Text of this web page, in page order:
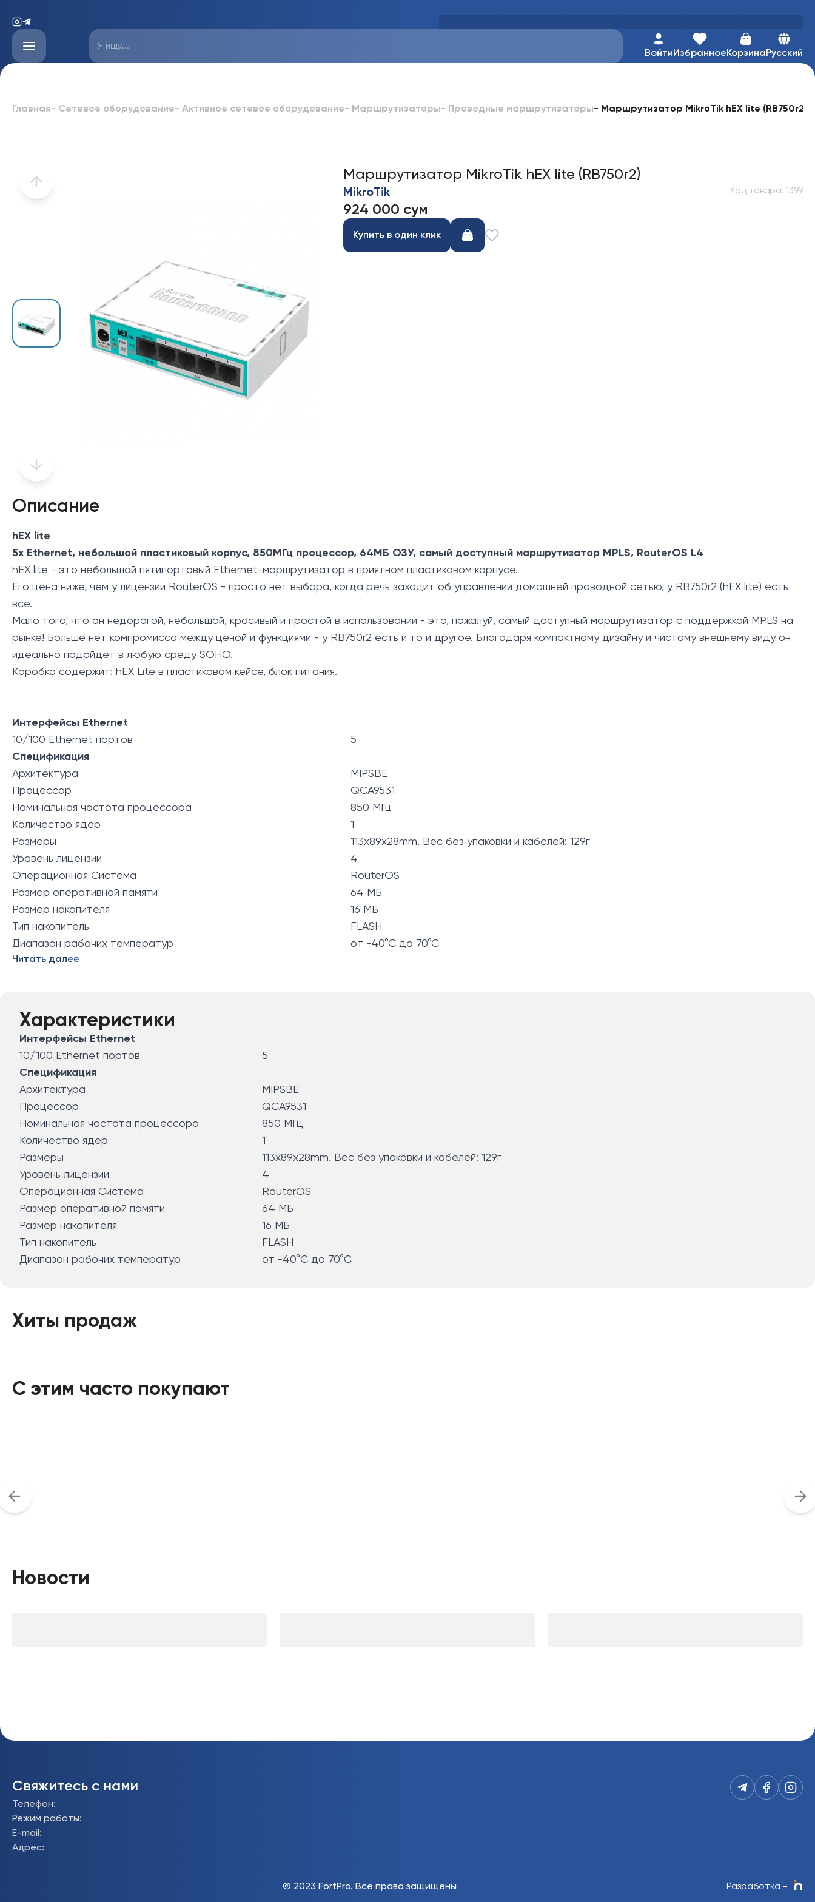
ВойтиИзбранноеКорзинаРусский
Главная- Сетевое оборудование- Активное сетевое оборудование- Маршрутизаторы- Проводные маршрутизаторы- Маршрутизатор MikroTik hEX lite (RB750r2)
Маршрутизатор MikroTik hEX lite (RB750r2)
MikroTik Код товара: 1399
924 000 сум
Купить в один клик
Описание
hEX lite
5x Ethernet, небольшой пластиковый корпус, 850МГц процессор, 64МБ ОЗУ, самый доступный маршрутизатор MPLS, RouterOS L4
hEX lite - это небольшой пятипортовый Ethernet-маршрутизатор в приятном пластиковом корпусе.
Его цена ниже, чем у лицензии RouterOS - просто нет выбора, когда речь заходит об управлении домашней проводной сетью, у RB750r2 (hEX lite) есть
все.
Мало того, что он недорогой, небольшой, красивый и простой в использовании - это, пожалуй, самый доступный маршрутизатор с поддержкой MPLS на
рынке! Больше нет компромисса между ценой и функциями - у RB750r2 есть и то и другое. Благодаря компактному дизайну и чистому внешнему виду он
идеально подойдет в любую среду SOHO.
Коробка содержит: hEX Lite в пластиковом кейсе, блок питания.
Интерфейсы Ethernet
10/100 Ethernet портов
5
Спецификация
Архитектура
MIPSBE
Процессор
QCA9531
Номинальная частота процессора
850 МГц
Количество ядер
1
Размеры
113x89x28mm. Вес без упаковки и кабелей: 129г
Уровень лицензии
4
Операционная Система
RouterOS
Размер оперативной памяти
64 MБ
Размер накопителя
16 МБ
Тип накопитель
FLASH
Диапазон рабочих температур
от -40°C до 70°C
Читать далее
Характеристики
Интерфейсы Ethernet
10/100 Ethernet портов
5
Спецификация
Архитектура
MIPSBE
Процессор
QCA9531
Номинальная частота процессора
850 МГц
Количество ядер
1
Размеры
113x89x28mm. Вес без упаковки и кабелей: 129г
Уровень лицензии
4
Операционная Система
RouterOS
Размер оперативной памяти
64 MБ
Размер накопителя
16 МБ
Тип накопитель
FLASH
Диапазон рабочих температур
от -40°C до 70°C
Хиты продаж
С этим часто покупают
Новости
Свяжитесь с нами
Телефон:
Режим работы:
E-mail :
Адрес:
© 2023 FortPro. Все права защищены Разработка -